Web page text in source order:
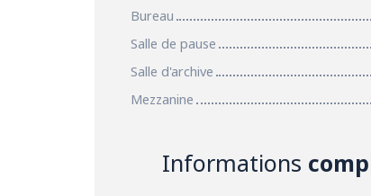
Bureau
Salle de pause
Salle d'archive
Mezzanine
Informations